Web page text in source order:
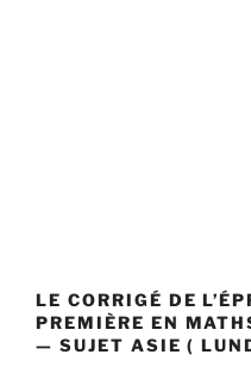
LE CORRIGÉ DE
PREMIÈRE EN
— SUJET ASIE (